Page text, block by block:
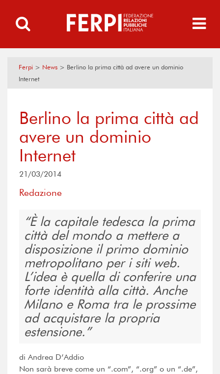
Ferpi > News > Berlino la prima città ad avere un dominio
Internet
Berlino la prima città ad
avere un dominio
Internet
21/03/2014
Redazione
È la capitale tedesca la prima
città del mondo a mettere a
disposizione il primo dominio
metropolitano per i siti web.
L’idea è quella di conferire una
forte identità alla città. Anche
Milano e Roma tra le prossime
ad acquistare la propria
estensione.
di Andrea D’Addio
Non sarà breve come un “.com”, “.org” o un “.de”,